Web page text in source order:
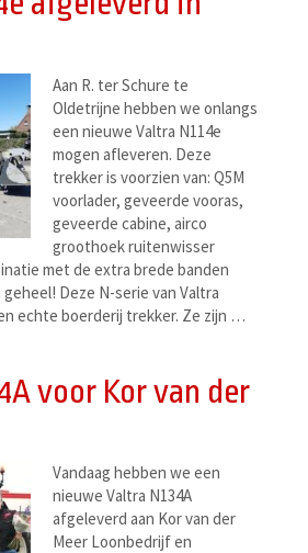
Aan R. ter Schure te
Oldetrijne hebben we onlangs
een nieuwe Valtra N114e
mogen afleveren. Deze
trekker is voorzien van: Q5M
voorlader, geveerde vooras,
geveerde cabine, airco
groothoek ruitenwisser
met de extra brede banden
Deze N-serie van Valtra
echte boerderij trekker. Ze zijn …
voor Kor van der
Vandaag hebben we een
nieuwe Valtra N134A
afgeleverd aan Kor van der
Meer Loonbedrijf en